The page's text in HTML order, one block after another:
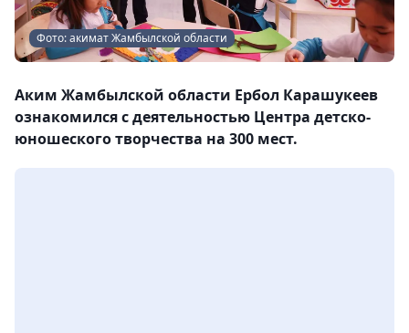
Фото: акимат Жамбылской области
Аким Жамбылской области Ербол Карашукеев
ознакомился с деятельностью Центра детско-
юношеского творчества на 300 мест.